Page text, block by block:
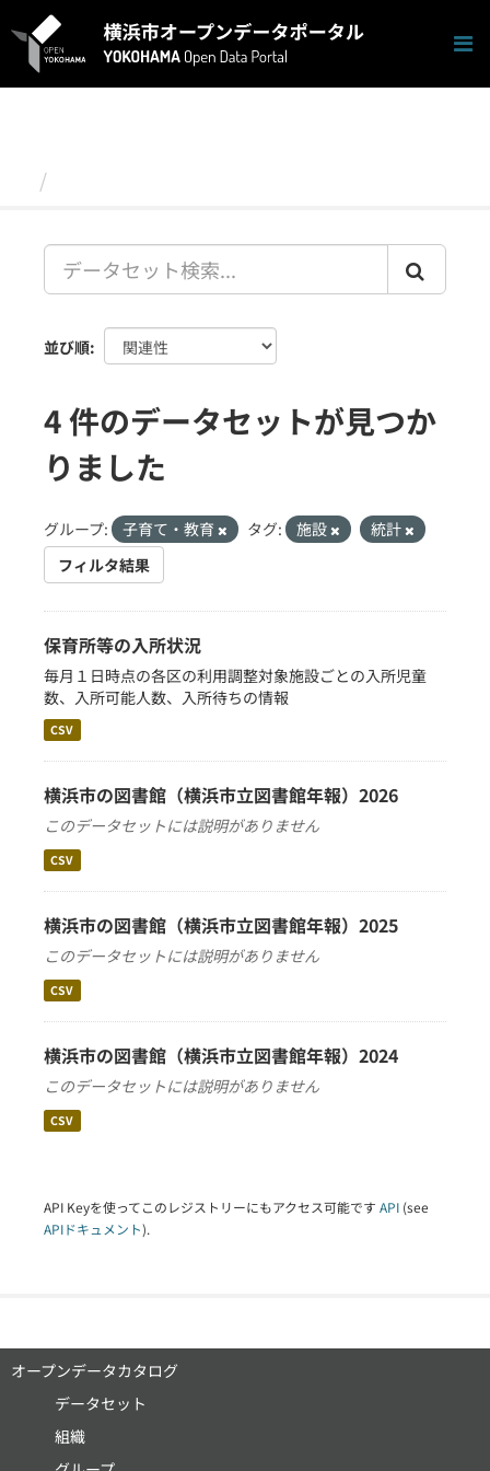
キ
並び順
4 件のデータセットが見つか
りました
グループ: 子育て・教育 タグ: 施設
統計
フィルタ結果
保育所等の入所状況
毎月１日時点の各区の利用調整対象施設ごとの入所児童
数、入所可能人数、入所待ちの情報
CSV
横浜市の図書館（横浜市立図書館年報）2026
このデータセットには説明がありません
CSV
横浜市の図書館（横浜市立図書館年報）2025
このデータセットには説明がありません
CSV
横浜市の図書館（横浜市立図書館年報）2024
このデータセットには説明がありません
CSV
API Keyを使ってこのレジストリーにもアクセス可能です API (see
APIドキュメント).
オープンデータカタログ
データセット
組織